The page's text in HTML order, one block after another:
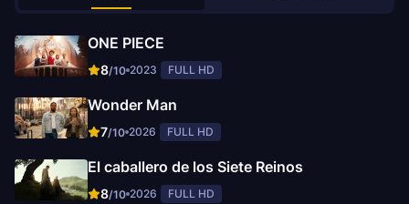
ONE PIECE
8/10 2023 FULL HD
Wonder Man
7/10 2026 FULL HD
El caballero de los Siete Reinos
8/10 2026 FULL HD